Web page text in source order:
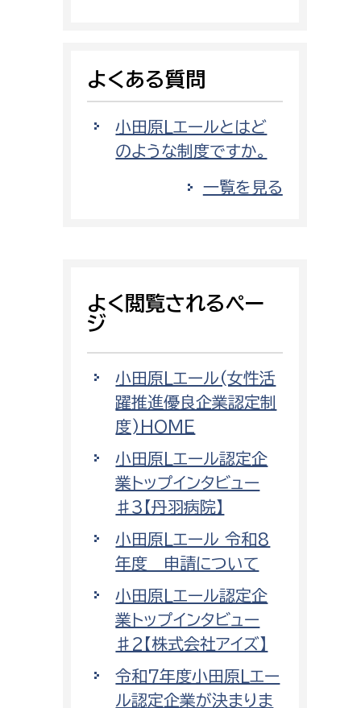
監査事務局
監査事務局
よくある質問
小田原Lエールとはど
のような制度ですか。
一覧を見る
よく閲覧されるペー
ジ
小田原Lエール(女性活
躍推進優良企業認定制
度)HOME
小田原Lエール認定企
業トップインタビュー
♯3【丹羽病院】
小田原Lエール 令和8
年度 申請について
小田原Lエール認定企
業トップインタビュー
♯2【株式会社アイズ】
令和7年度小田原Lエー
ル認定企業が決まりま